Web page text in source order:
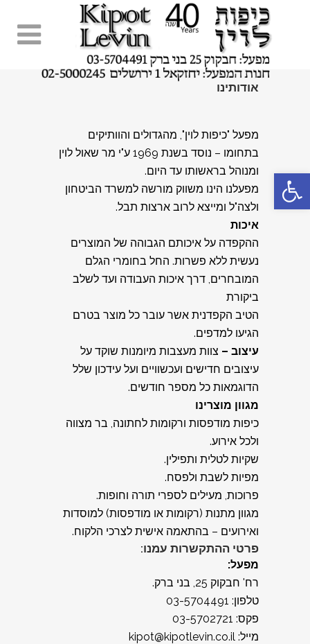
פתח סרגל נגישות
אודותינו
מפעל "כיפות לוין", מהגדולים והוותיקים
בתחומו – נוסד בשנת 1969 ע"י מר שאול לוין
ומנוהל בראשותו עד היום.
מפעלנו הינו משווק מורשה למשרד הביטחון
ולצה"ל ומייצא לרוב ארצות תבל.
איכות
ההקפדה על איכותם הגבוהה של המוצרים
נעשית ללא פשרות. החל בחומרי הגלם
המובחרים, דרך איכות העבודה ועד לשלב
ביקורת
הטיב הקפדנית אשר עובר כל מוצר בטרם
הגיעו למדפים.
עיצוב – צוות מעצבות מיומנות שוקד על
עיצובים חדישים ועכשוויים ועל עידכון שלל
הדוגמאות כל מספר חודשים.
מגוון מוצרינו
כיפות מודפסות ורקומות לחתונה, בר מצווה
ולכל אירוע.
שקיות לטלית ותפילין.
מפיות לשבת ולפסח.
פרוכות, מעילים לספרי תורה וחופות.
מגוון מתנות (רקומות או מודפסות) למוסדות
ואירועים – בהתאמה אישית לצרכי הלקוח.
פרטי ההתקשרות עמנו:
מפעל:
רח' חבקוק 25, בני ברק.
טלפון: 03-5704491
פקס: 03-5702721
מייל: kipot@kipotlevin.co.il